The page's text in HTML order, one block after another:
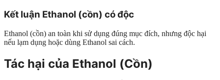
Kết luận Ethanol (cồn) có độc
Ethanol (cồn) an toàn khi sử dụng đúng mục đích, nhưng độc hại
nếu lạm dụng hoặc dùng Ethanol sai cách.
Tác hại của Ethanol (Cồn)